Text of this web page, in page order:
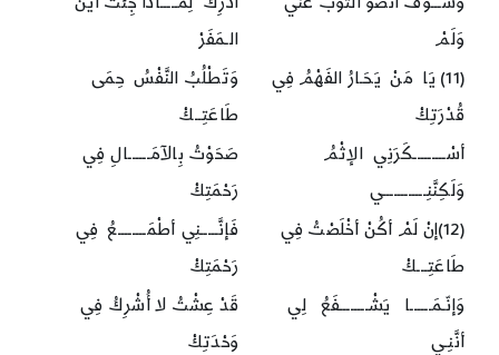
وَلَمْ
الـمَفَرْ
(11) يَا مَنْ يَحَـارُ الفَهْمُ فِي
قُدْرَتِكْ
وَتَطْلُبُ النَّفْسُ حِمَى
طَاعَتِــكْ
أسْـــــــــكَرَنِي الإثْمُ
وَلَكِنَّنِــــــــــــي
صَحَوْتُ بِالآمَــــــالِ فِي
رَحْمَتِكْ
(12)إنْ لَمْ أكُنْ أخْلَصْتُ فِي
طَاعَتِـــكْ
فَإنَّـــــنِي أطْمَــــــــعُ فِي
رَحْمَتِكْ
وَإنّـمَــــــا يَشْــــــــفَعُ لِي
أنَّنِـي
قَدْ عِشْتُ لا أُشْرِكُ فِي
وَحْدَتِكْ